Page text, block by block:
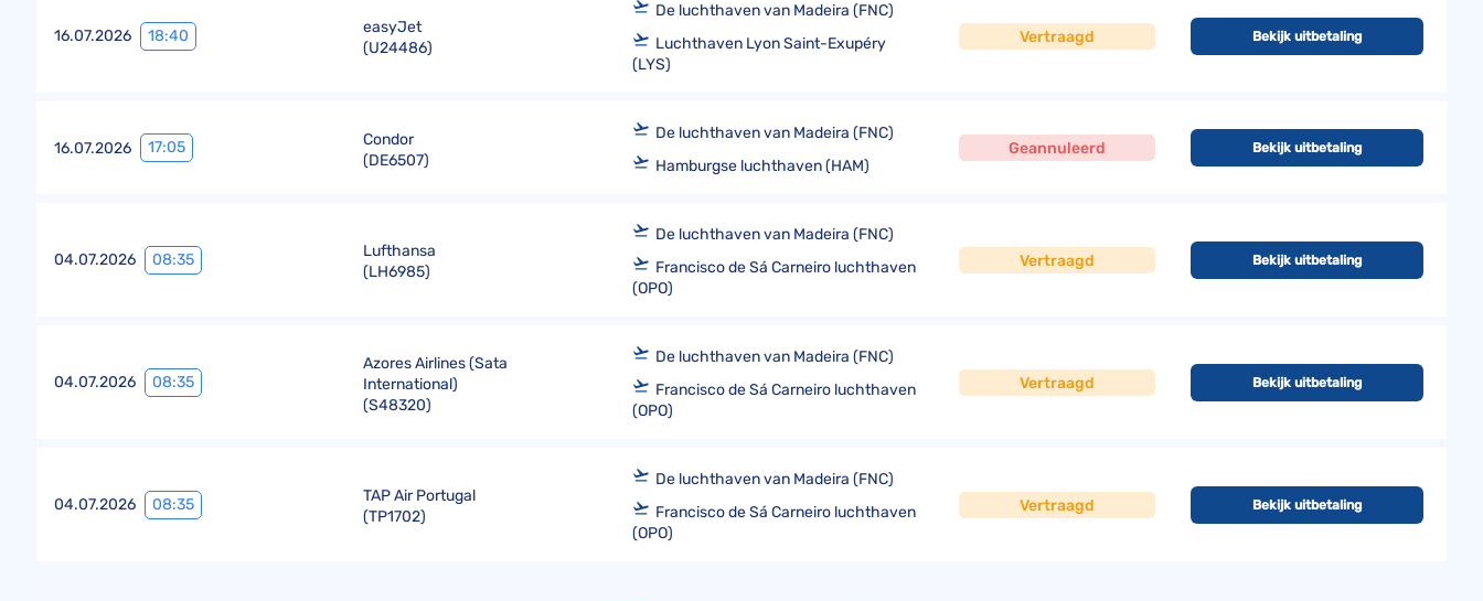
16.07.2026 18:40
easyJet
(U24486)
De luchthaven van Madeira (FNC)
Luchthaven Lyon Saint-Exupéry
(LYS)
Vertraagd Bekijk uitbetaling
16.07.2026 17:05
Condor
(DE6507)
De luchthaven van Madeira (FNC)
Hamburgse luchthaven (HAM)
Geannuleerd Bekijk uitbetaling
04.07.2026 08:35
Lufthansa
(LH6985)
De luchthaven van Madeira (FNC)
Francisco de Sá Carneiro luchthaven
(OPO)
Vertraagd Bekijk uitbetaling
04.07.2026 08:35
Azores Airlines (Sata
International)
(S48320)
De luchthaven van Madeira (FNC)
Francisco de Sá Carneiro luchthaven
(OPO)
Vertraagd Bekijk uitbetaling
04.07.2026 08:35
TAP Air Portugal
(TP1702)
De luchthaven van Madeira (FNC)
Francisco de Sá Carneiro luchthaven
(OPO)
Vertraagd Bekijk uitbetaling